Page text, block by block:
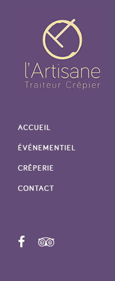
ACCUEIL
ÉVÉNEMENTIEL
CRÊPERIE
CONTACT